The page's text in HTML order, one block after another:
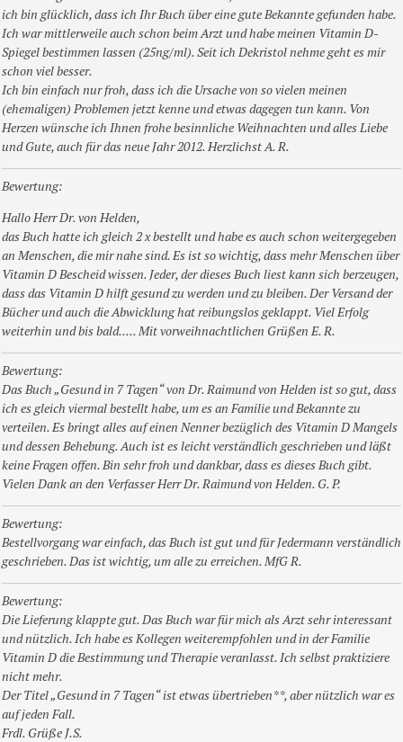
ich bin glücklich, dass ich Ihr Buch über eine gute Bekannte gefunden habe.
Ich war mittlerweile auch schon beim Arzt und habe meinen Vitamin D-
Spiegel bestimmen lassen (25ng/ml). Seit ich Dekristol nehme geht es mir
schon viel besser.
Ich bin einfach nur froh, dass ich die Ursache von so vielen meinen
(ehemaligen) Problemen jetzt kenne und etwas dagegen tun kann. Von
Herzen wünsche ich Ihnen frohe besinnliche Weihnachten und alles Liebe
und Gute, auch für das neue Jahr 2012. Herzlichst A. R.
Bewertung:
Hallo Herr Dr. von Helden,
das Buch hatte ich gleich 2 x bestellt und habe es auch schon weitergegeben
an Menschen, die mir nahe sind. Es ist so wichtig, dass mehr Menschen über
Vitamin D Bescheid wissen. Jeder, der dieses Buch liest kann sich berzeugen,
dass das Vitamin D hilft gesund zu werden und zu bleiben. Der Versand der
Bücher und auch die Abwicklung hat reibungslos geklappt. Viel Erfolg
weiterhin und bis bald..... Mit vorweihnachtlichen Grüßen E. R.
Bewertung:
Das Buch „Gesund in 7 Tagen“ von Dr. Raimund von Helden ist so gut, dass
ich es gleich viermal bestellt habe, um es an Familie und Bekannte zu
verteilen. Es bringt alles auf einen Nenner bezüglich des Vitamin D Mangels
und dessen Behebung. Auch ist es leicht verständlich geschrieben und läßt
keine Fragen offen. Bin sehr froh und dankbar, dass es dieses Buch gibt.
Vielen Dank an den Verfasser Herr Dr. Raimund von Helden. G. P.
Bewertung:
Bestellvorgang war einfach, das Buch ist gut und für Jedermann verständlich
geschrieben. Das ist wichtig, um alle zu erreichen. MfG R.
Bewertung:
Die Lieferung klappte gut. Das Buch war für mich als Arzt sehr interessant
und nützlich. Ich habe es Kollegen weiterempfohlen und in der Familie
Vitamin D die Bestimmung und Therapie veranlasst. Ich selbst praktiziere
nicht mehr.
Der Titel „Gesund in 7 Tagen“ ist etwas übertrieben**, aber nützlich war es
auf jeden Fall.
Frdl. Grüße J.S.